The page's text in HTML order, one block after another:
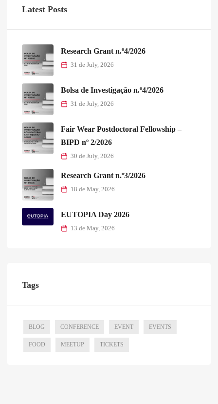
Latest Posts
Research Grant n.º4/2026
31 de July, 2026
Bolsa de Investigação n.º4/2026
31 de July, 2026
Fair Wear Postdoctoral Fellowship –
BIPD nº 2/2026
30 de July, 2026
Research Grant n.º3/2026
18 de May, 2026
EUTOPIA Day 2026
13 de May, 2026
Tags
BLOG CONFERENCE EVENT EVENTS
FOOD MEETUP TICKETS